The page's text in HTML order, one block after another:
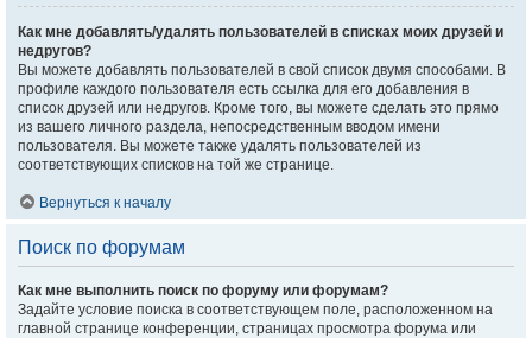
Как мне добавлять/удалять пользователей в списках моих друзей и
недругов?
Вы можете добавлять пользователей в свой список двумя способами. В
профиле каждого пользователя есть ссылка для его добавления в
список друзей или недругов. Кроме того, вы можете сделать это прямо
из вашего личного раздела, непосредственным вводом имени
пользователя. Вы можете также удалять пользователей из
соответствующих списков на той же странице.
Вернуться к началу
Поиск по форумам
Как мне выполнить поиск по форуму или форумам?
Задайте условие поиска в соответствующем поле, расположенном на
главной странице конференции, страницах просмотра форума или